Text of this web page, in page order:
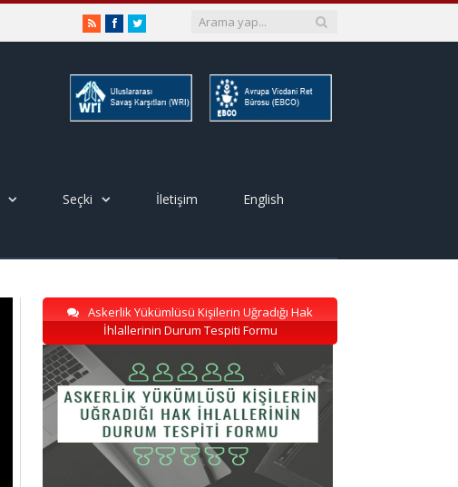
RSSFacebookTwitter
Seçki İletişim English
Askerlik Yükümlüsü Kişilerin Uğradığı Hak
İhlallerinin Durum Tespiti Formu